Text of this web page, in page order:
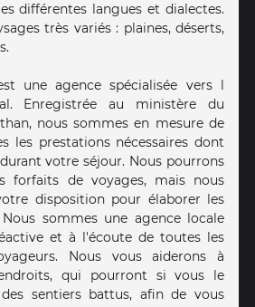
différentes langues et dialectes.
très variés : plaines, déserts,
une agence spécialisée vers l
Enregistrée au ministère du
nous sommes en mesure de
les prestations nécessaires dont
votre séjour. Nous pourrons
forfaits de voyages, mais nous
disposition pour élaborer les
sommes une agence locale
et à l'écoute de toutes les
Nous vous aiderons à
qui pourront si vous le
sentiers battus, afin de vous